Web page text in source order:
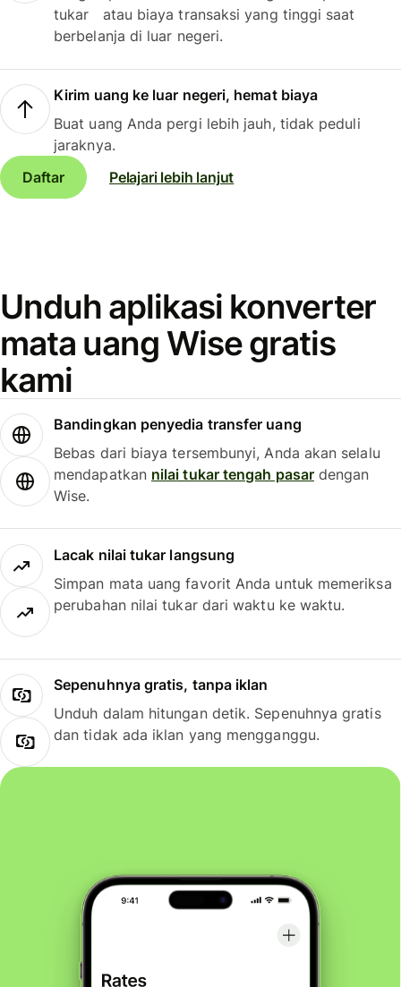
tukar atau biaya transaksi yang tinggi saat
berbelanja di luar negeri.
Kirim uang ke luar negeri, hemat biaya
Buat uang Anda pergi lebih jauh, tidak peduli
jaraknya.
Daftar
Pelajari lebih lanjut
Unduh aplikasi konverter
mata uang Wise gratis
kami
Bandingkan penyedia transfer uang
Bebas dari biaya tersembunyi, Anda akan selalu
mendapatkan nilai tukar tengah pasardengan
Wise.
Lacak nilai tukar langsung
Simpan mata uang favorit Anda untuk memeriksa
perubahan nilai tukar dari waktu ke waktu.
Sepenuhnya gratis, tanpa iklan
Unduh dalam hitungan detik. Sepenuhnya gratis
dan tidak ada iklan yang mengganggu.